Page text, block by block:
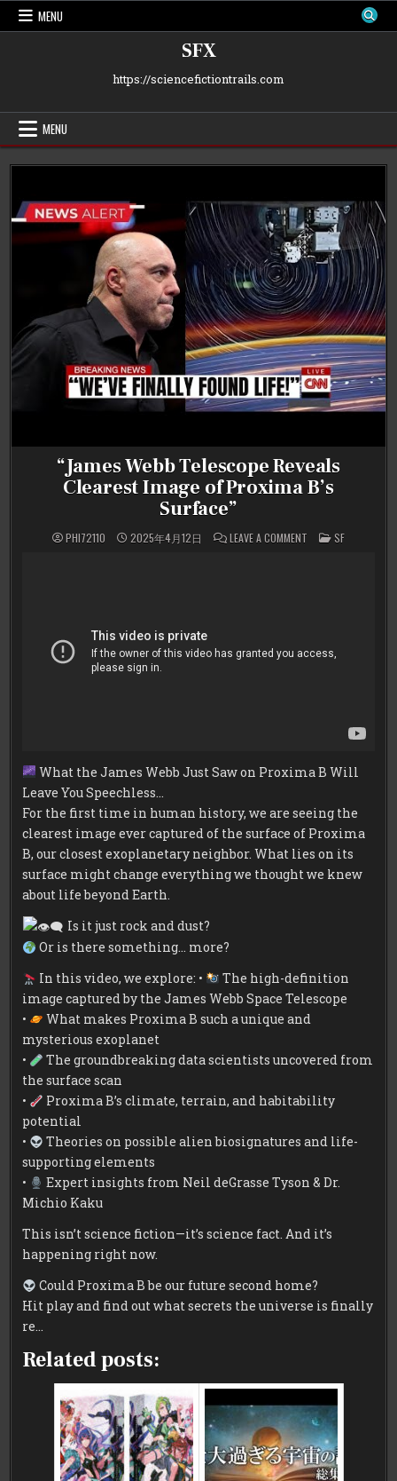
Skip
MENU
SFX
https://sciencefictiontrails.com
MENU
“James Webb Telescope Reveals
Clearest Image of Proxima B’s
Surface”
PHI72110 2025年4月12日 LEAVE A COMMENT
“JAMES
POSTED
IN
SF
What the James Webb Just Saw on Proxima B Will
Leave You Speechless…
For the first time in human history, we are seeing the
clearest image ever captured of the surface of Proxima
B, our closest exoplanetary neighbor. What lies on its
surface might change everything we thought we knew
about life beyond Earth.
Is it just rock and dust?
Or is there something… more?
In this video, we explore: •
The high-definition
image captured by the James Webb Space Telescope
•
What makes Proxima B such a unique and
mysterious exoplanet
•
The groundbreaking data scientists uncovered from
the surface scan
•
Proxima B’s climate, terrain, and habitability
potential
•
Theories on possible alien biosignatures and life-
supporting elements
•
Expert insights from Neil deGrasse Tyson & Dr.
Michio Kaku
This isn’t science fiction—it’s science fact. And it’s
happening right now.
Could Proxima B be our future second home?
Hit play and find out what secrets the universe is finally
re…
Related posts: